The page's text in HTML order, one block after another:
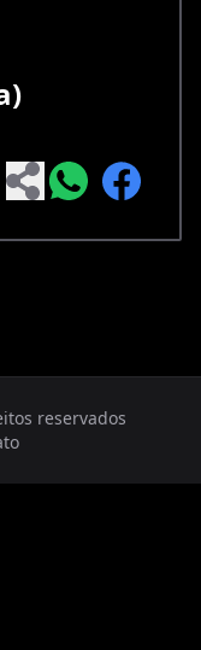
reservados